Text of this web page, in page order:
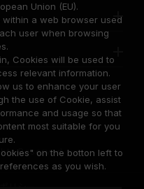
Reserved.
Union (EU).
a web browser used
user when browsing
Cookies will be used to
relevant information.
us to enhance your user
the use of Cookie, assist
and usage so that
most suitable for you
on the botton left to
as you wish.